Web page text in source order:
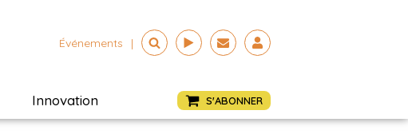
Événements |
Innovation S'ABONNER